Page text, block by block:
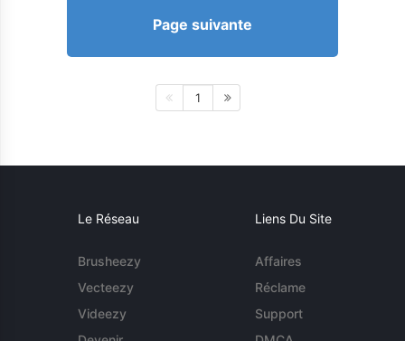
Page suivante
1
Le Réseau
Brusheezy
Vecteezy
Videezy
Liens Du Site
Affaires
Réclame
Support